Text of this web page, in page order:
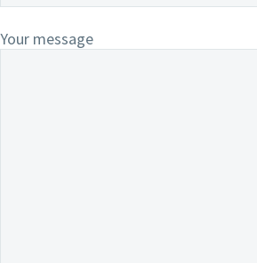
Your message